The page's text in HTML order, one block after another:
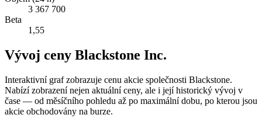
3 367 700
Beta
1,55
Vývoj ceny Blackstone Inc.
Interaktivní graf zobrazuje cenu akcie společnosti Blackstone.
Nabízí zobrazení nejen aktuální ceny, ale i její historický vývoj v
čase — od měsíčního pohledu až po maximální dobu, po kterou jsou
akcie obchodovány na burze.